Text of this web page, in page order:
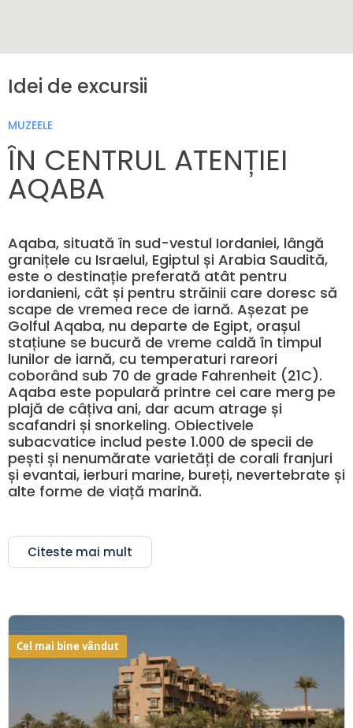
Idei de excursii
MUZEELE
ÎN CENTRUL ATENȚIEI
AQABA
Aqaba, situată în sud-vestul Iordaniei, lângă
granițele cu Israelul, Egiptul și Arabia Saudită,
este o destinație preferată atât pentru
iordanieni, cât și pentru străinii care doresc să
scape de vremea rece de iarnă. Așezat pe
Golful Aqaba, nu departe de Egipt, orașul
stațiune se bucură de vreme caldă în timpul
lunilor de iarnă, cu temperaturi rareori
coborând sub 70 de grade Fahrenheit (21C).
Aqaba este populară printre cei care merg pe
plajă de câțiva ani, dar acum atrage și
scafandri și snorkeling. Obiectivele
subacvatice includ peste 1.000 de specii de
pești și nenumărate varietăți de corali franjuri
și evantai, ierburi marine, bureți, nevertebrate și
alte forme de viață marină.
Citeste mai mult
Cel mai bine vândut